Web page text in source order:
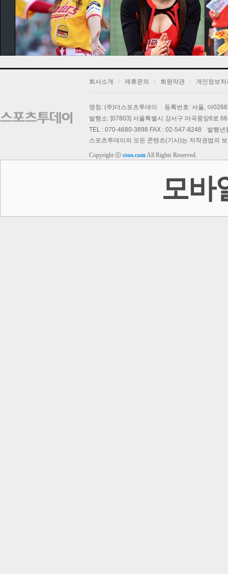
회사소개 제휴문의 회원약관 개인정보처
명칭: (주)더스포츠투데이
등록번호: 서울, 아
발행소: [07803] 서울특별시 강서구 마곡중앙6로
TEL : 070-4680-3898 FAX : 02-547-8248
발행년
스포츠투데이의 모든 콘텐츠(기사)는 저작권법의
Copyright ⓒ stoo.comAll Rights Reserved.
모바